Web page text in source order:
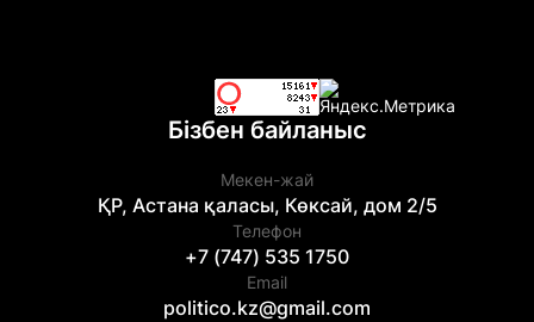
Бізбен байланыс
Мекен-жай
ҚР, Астана қаласы, Көксай, дом 2/5
Телефон
+7 (747) 535 1750
Email
politico.kz@gmail.com